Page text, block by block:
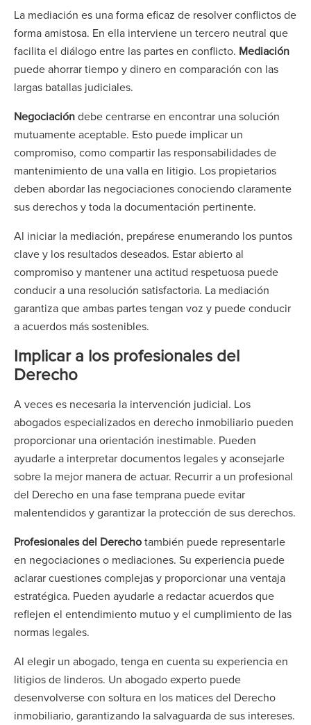
La mediación es una forma eficaz de resolver conflictos de
forma amistosa. En ella interviene un tercero neutral que
facilita el diálogo entre las partes en conflicto. Mediación
puede ahorrar tiempo y dinero en comparación con las
largas batallas judiciales.
Negociacióndebe centrarse en encontrar una solución
mutuamente aceptable. Esto puede implicar un
compromiso, como compartir las responsabilidades de
mantenimiento de una valla en litigio. Los propietarios
deben abordar las negociaciones conociendo claramente
sus derechos y toda la documentación pertinente.
Al iniciar la mediación, prepárese enumerando los puntos
clave y los resultados deseados. Estar abierto al
compromiso y mantener una actitud respetuosa puede
conducir a una resolución satisfactoria. La mediación
garantiza que ambas partes tengan voz y puede conducir
a acuerdos más sostenibles.
Implicar a los profesionales del
Derecho
A veces es necesaria la intervención judicial. Los
abogados especializados en derecho inmobiliario pueden
proporcionar una orientación inestimable. Pueden
ayudarle a interpretar documentos legales y aconsejarle
sobre la mejor manera de actuar. Recurrir a un profesional
del Derecho en una fase temprana puede evitar
malentendidos y garantizar la protección de sus derechos.
Profesionales del Derechotambién puede representarle
en negociaciones o mediaciones. Su experiencia puede
aclarar cuestiones complejas y proporcionar una ventaja
estratégica. Pueden ayudarle a redactar acuerdos que
reflejen el entendimiento mutuo y el cumplimiento de las
normas legales.
Al elegir un abogado, tenga en cuenta su experiencia en
litigios de linderos. Un abogado experto puede
desenvolverse con soltura en los matices del Derecho
inmobiliario, garantizando la salvaguarda de sus intereses.